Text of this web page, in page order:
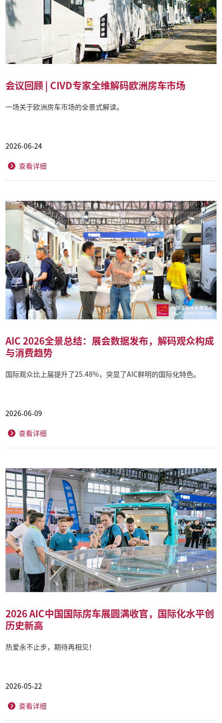
会议回顾 | CIVD专家全维解码欧洲房车市场
一场关于欧洲房车市场的全景式解读。
2026-06-24
查看详细
AIC 2026全景总结：展会数据发布，解码观众构成
与消费趋势
国际观众比上届提升了25.48%，突显了AIC鲜明的国际化特色。
2026-06-09
查看详细
2026 AIC中国国际房车展圆满收官，国际化水平创
历史新高
热爱永不止步，期待再相见！
2026-05-22
查看详细